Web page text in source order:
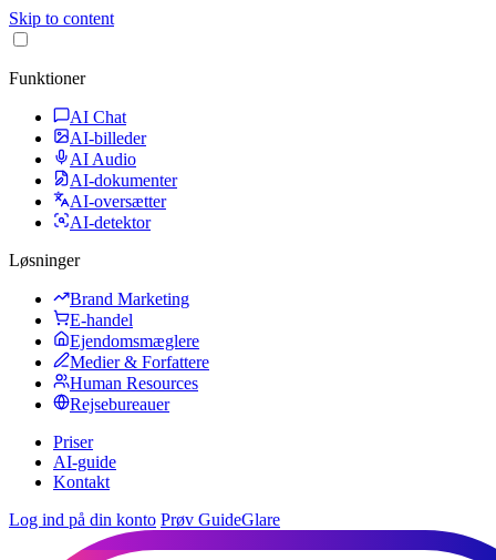
Skip to content
Funktioner
AI Chat
AI-billeder
AI Audio
AI-dokumenter
AI-oversætter
AI-detektor
Løsninger
Brand Marketing
E-handel
Ejendomsmæglere
Medier & Forfattere
Human Resources
Rejsebureauer
Priser
AI-guide
Kontakt
Log ind på din konto Prøv GuideGlare